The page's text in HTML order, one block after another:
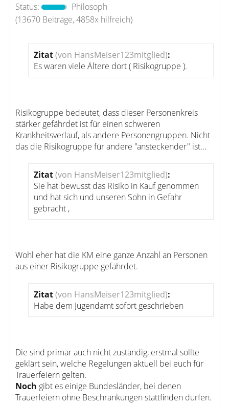
Status:
Philosoph
(13670 Beiträge, 4858x hilfreich)
Zitat(von HansMeiser123mitglied):
Es waren viele Ältere dort ( Risikogruppe ).
Risikogruppe bedeutet, dass dieser Personenkreis
stärker gefährdet ist für einen schweren
Krankheitsverlauf, als andere Personengruppen. Nicht
das die Risikogruppe für andere "ansteckender" ist...
Zitat(von HansMeiser123mitglied):
Sie hat bewusst das Risiko in Kauf genommen
und hat sich und unseren Sohn in Gefahr
gebracht ,
Wohl eher hat die KM eine ganze Anzahl an Personen
aus einer Risikogruppe gefährdet.
Zitat(von HansMeiser123mitglied):
Habe dem Jugendamt sofort geschrieben
Die sind primär auch nicht zuständig, erstmal sollte
geklärt sein, welche Regelungen aktuell bei euch für
Trauerfeiern gelten.
Noch gibt es einige Bundesländer, bei denen
Trauerfeiern ohne Beschränkungen stattfinden dürfen.